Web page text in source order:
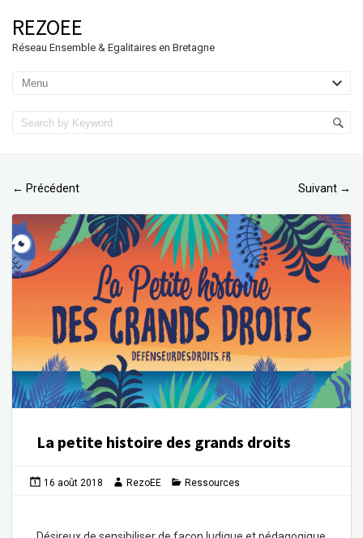
REZOEE
Réseau Ensemble & Egalitaires en Bretagne
← Précédent Suivant →
La petite histoire des grands droits
16 août 2018 RezoEE Ressources